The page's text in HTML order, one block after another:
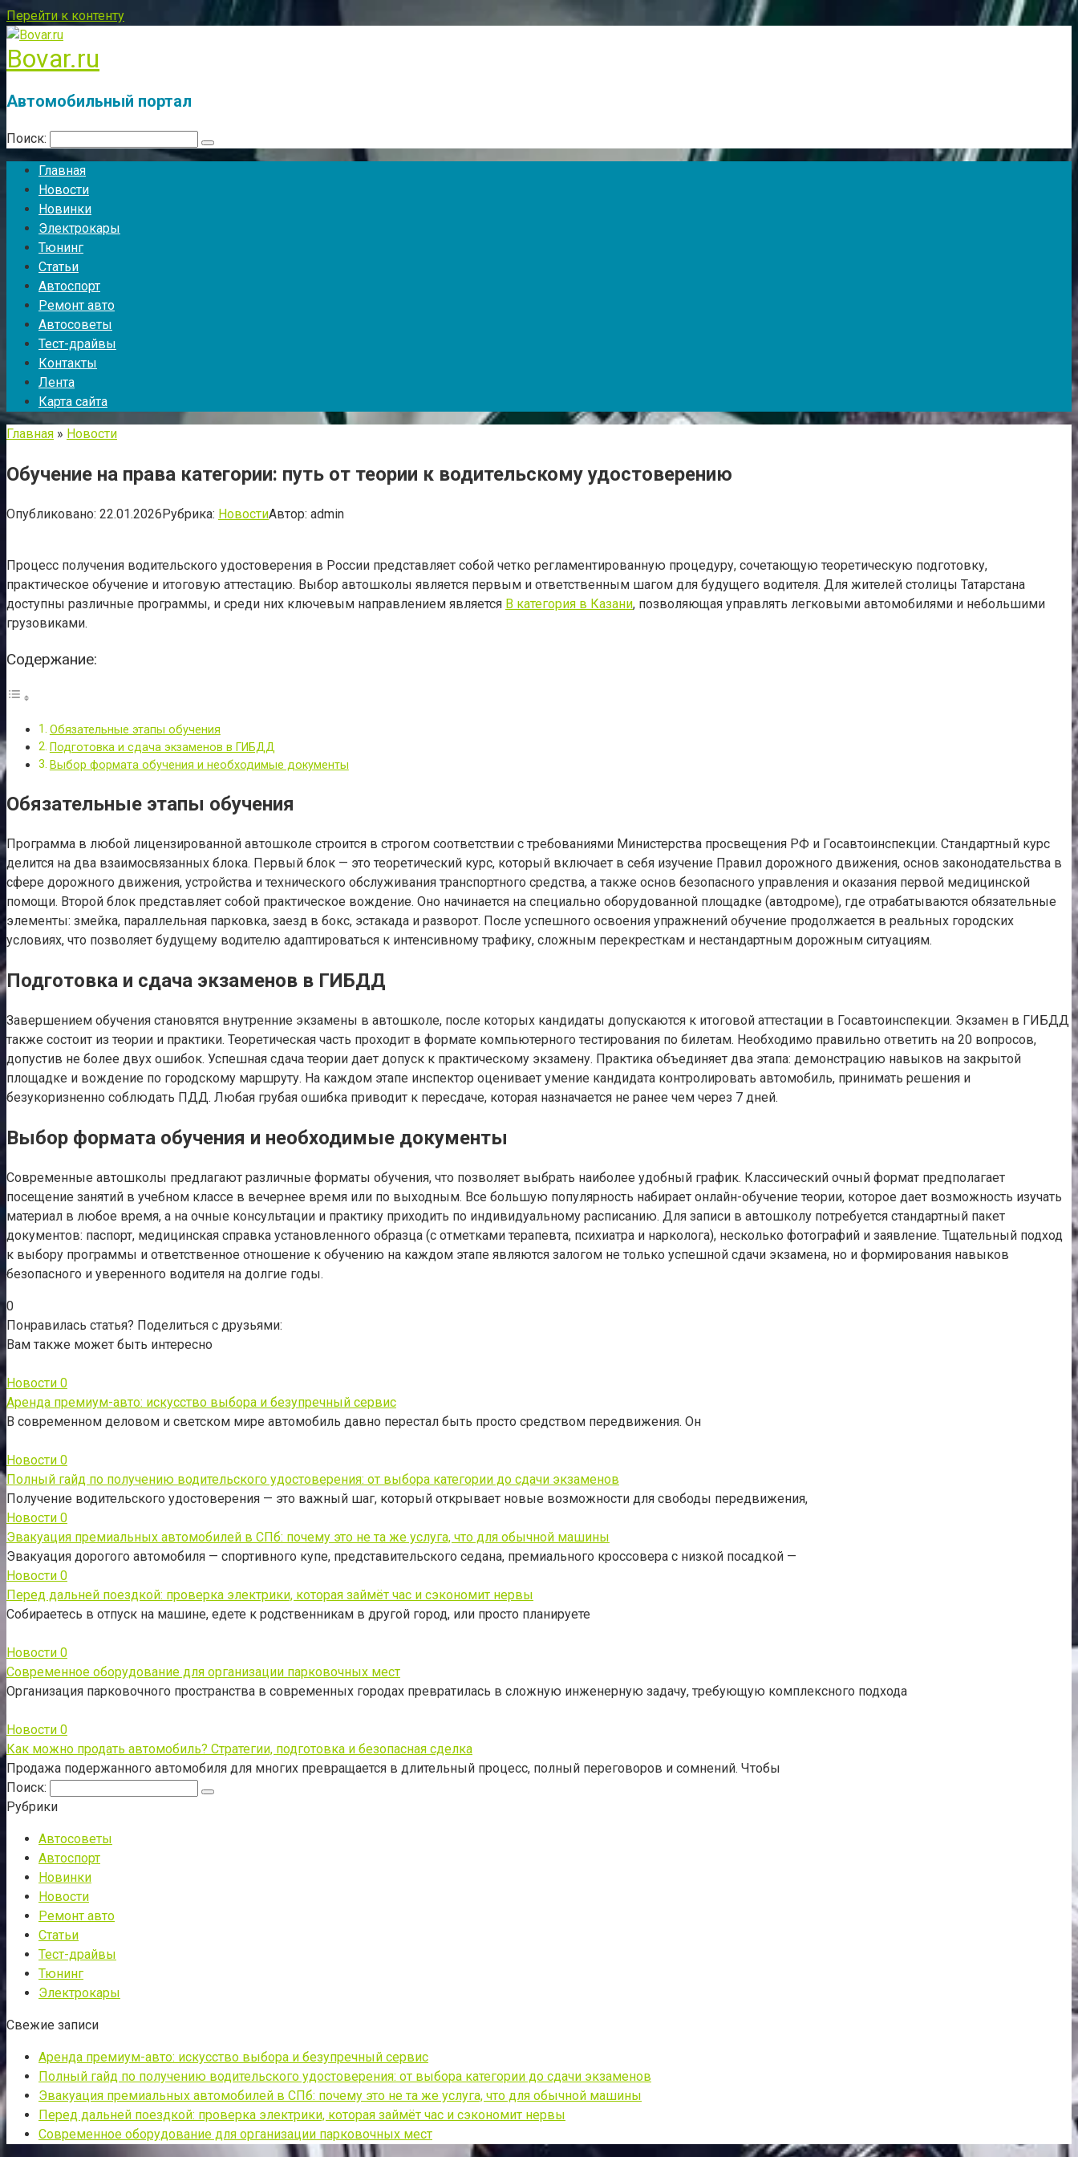
Перейти к контенту
Bovar.ru
Автомобильный портал
Поиск:
Главная
Новости
Новинки
Электрокары
Тюнинг
Статьи
Автоспорт
Ремонт авто
Автосоветы
Тест-драйвы
Контакты
Лента
Карта сайта
Главная » Новости
Обучение на права категории: путь от теории к водительскому удостоверению
Опубликовано: 22.01.2026Рубрика: НовостиАвтор: admin
Процесс получения водительского удостоверения в России представляет собой четко регламентированную процедуру, сочетающую теоретическую подготовку,
практическое обучение и итоговую аттестацию. Выбор автошколы является первым и ответственным шагом для будущего водителя. Для жителей столицы Татарстана
доступны различные программы, и среди них ключевым направлением является B категория в Казани, позволяющая управлять легковыми автомобилями и небольшими
грузовиками.
Содержание:
Обязательные этапы обучения
Подготовка и сдача экзаменов в ГИБДД
Выбор формата обучения и необходимые документы
Обязательные этапы обучения
Программа в любой лицензированной автошколе строится в строгом соответствии с требованиями Министерства просвещения РФ и Госавтоинспекции. Стандартный курс
делится на два взаимосвязанных блока. Первый блок — это теоретический курс, который включает в себя изучение Правил дорожного движения, основ законодательства в
сфере дорожного движения, устройства и технического обслуживания транспортного средства, а также основ безопасного управления и оказания первой медицинской
помощи. Второй блок представляет собой практическое вождение. Оно начинается на специально оборудованной площадке (автодроме), где отрабатываются обязательные
элементы: змейка, параллельная парковка, заезд в бокс, эстакада и разворот. После успешного освоения упражнений обучение продолжается в реальных городских
условиях, что позволяет будущему водителю адаптироваться к интенсивному трафику, сложным перекресткам и нестандартным дорожным ситуациям.
Подготовка и сдача экзаменов в ГИБДД
Завершением обучения становятся внутренние экзамены в автошколе, после которых кандидаты допускаются к итоговой аттестации в Госавтоинспекции. Экзамен в ГИБДД
также состоит из теории и практики. Теоретическая часть проходит в формате компьютерного тестирования по билетам. Необходимо правильно ответить на 20 вопросов,
допустив не более двух ошибок. Успешная сдача теории дает допуск к практическому экзамену. Практика объединяет два этапа: демонстрацию навыков на закрытой
площадке и вождение по городскому маршруту. На каждом этапе инспектор оценивает умение кандидата контролировать автомобиль, принимать решения и
безукоризненно соблюдать ПДД. Любая грубая ошибка приводит к пересдаче, которая назначается не ранее чем через 7 дней.
Выбор формата обучения и необходимые документы
Современные автошколы предлагают различные форматы обучения, что позволяет выбрать наиболее удобный график. Классический очный формат предполагает
посещение занятий в учебном классе в вечернее время или по выходным. Все большую популярность набирает онлайн-обучение теории, которое дает возможность изучать
материал в любое время, а на очные консультации и практику приходить по индивидуальному расписанию. Для записи в автошколу потребуется стандартный пакет
документов: паспорт, медицинская справка установленного образца (с отметками терапевта, психиатра и нарколога), несколько фотографий и заявление. Тщательный подход
к выбору программы и ответственное отношение к обучению на каждом этапе являются залогом не только успешной сдачи экзамена, но и формирования навыков
безопасного и уверенного водителя на долгие годы.
0
Понравилась статья? Поделиться с друзьями:
Вам также может быть интересно
Новости 0
Аренда премиум-авто: искусство выбора и безупречный сервис
В современном деловом и светском мире автомобиль давно перестал быть просто средством передвижения. Он
Новости 0
Полный гайд по получению водительского удостоверения: от выбора категории до сдачи экзаменов
Получение водительского удостоверения — это важный шаг, который открывает новые возможности для свободы передвижения,
Новости 0
Эвакуация премиальных автомобилей в СПб: почему это не та же услуга, что для обычной машины
Эвакуация дорогого автомобиля — спортивного купе, представительского седана, премиального кроссовера с низкой посадкой —
Новости 0
Перед дальней поездкой: проверка электрики, которая займёт час и сэкономит нервы
Собираетесь в отпуск на машине, едете к родственникам в другой город, или просто планируете
Новости 0
Современное оборудование для организации парковочных мест
Организация парковочного пространства в современных городах превратилась в сложную инженерную задачу, требующую комплексного подхода
Новости 0
Как можно продать автомобиль? Стратегии, подготовка и безопасная сделка
Продажа подержанного автомобиля для многих превращается в длительный процесс, полный переговоров и сомнений. Чтобы
Поиск:
Рубрики
Автосоветы
Автоспорт
Новинки
Новости
Ремонт авто
Статьи
Тест-драйвы
Тюнинг
Электрокары
Свежие записи
Аренда премиум-авто: искусство выбора и безупречный сервис
Полный гайд по получению водительского удостоверения: от выбора категории до сдачи экзаменов
Эвакуация премиальных автомобилей в СПб: почему это не та же услуга, что для обычной машины
Перед дальней поездкой: проверка электрики, которая займёт час и сэкономит нервы
Современное оборудование для организации парковочных мест